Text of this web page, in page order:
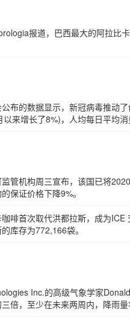
报道，巴西最大的阿拉比
布的数据显示，新冠病毒推动
来增长了8%)，人均每日平均消
管机构周三宣布，该国已将
保证价格下降9%。
啡首次取代洪都拉斯，成为
库存为772,166袋。
Inc.的高级气象学家
倍，至少在未来两周内，降雨量